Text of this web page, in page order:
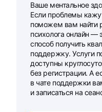
Ваше ментальное
Если проблемы
поможем вам найти
психолога онлайн —
способ получить
поддержку. Услуги
доступны
без регистрации. А
в чате поддержки
и записаться на